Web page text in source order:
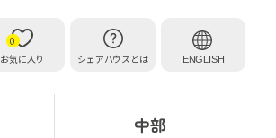
お気に入り
0
シェアハウスとは
ENGLISH
中部